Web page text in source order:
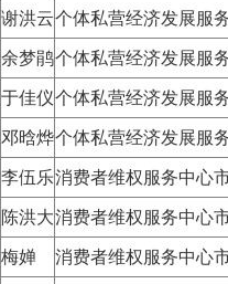
谢洪云个体私营经济发展
余梦鹃个体私营经济发展
于佳仪个体私营经济发展
邓晗烨个体私营经济发展
李伍乐消费者维权服务中
陈洪大消费者维权服务中
梅婵 消费者维权服务中